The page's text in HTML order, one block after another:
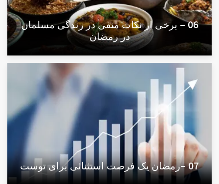
06 – برخی از نکات منفی در زندگی مسلمان
در رمضان
07 –رمضان یک فرصت استثنائی برای توست